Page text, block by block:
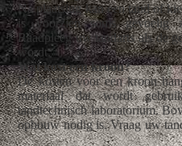
Na plaatsing kan een tand of
is voorzien soms
Raadpleeg uw tandarts als de
wordt.
Wat kost een kroon?
De kosten voor een kroon
materiaal dat wordt
tandtechnisch laboratorium.
opbouw nodig is. Vraag uw